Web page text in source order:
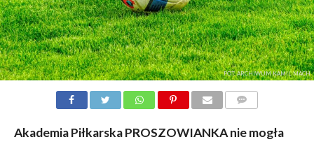
FOT. ARCHIWUM KAMIL MACH
Akademia Piłkarska PROSZOWIANKA nie mogła